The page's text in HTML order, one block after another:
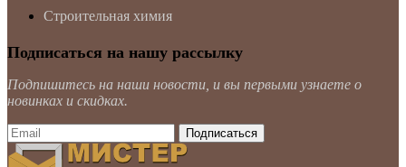
Строительная химия
Подписаться на нашу рассылку
Подпишитесь на наши новости, и вы первыми узнаете о
новинках и скидках.